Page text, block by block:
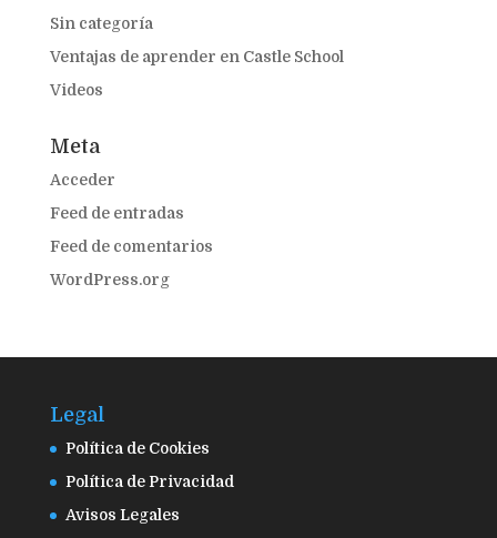
Sin categoría
Ventajas de aprender en Castle School
Videos
Meta
Acceder
Feed de entradas
Feed de comentarios
WordPress.org
Legal
Política de Cookies
Política de Privacidad
Avisos Legales